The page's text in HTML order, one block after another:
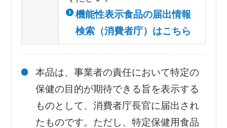
機能性表示食品の届出情報
検索（消費者庁）はこちら
本品は、事業者の責任において特定の
保健の目的が期待できる旨を表示する
ものとして、消費者庁長官に届出され
たものです。ただし、特定保健用食品